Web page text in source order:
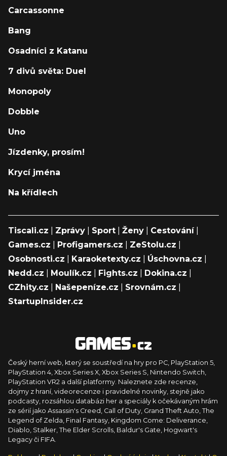
Carcassonne
Bang
Osadníci z Katanu
7 divů světa: Duel
Monopoly
Dobble
Uno
Jízdenky, prosím!
Krycí jména
Na křídlech
Tiscali.cz Zprávy Sport Ženy Cestování|
Games.cz
Profigamers.cz ZeStolu.cz
Osobnosti.cz
Karaoketexty.cz Úschovna.cz
Nedd.cz
Moulík.cz Fights.cz Dokina.cz
CZhity.cz
Našepeníze.cz Srovnám.cz
StartupInsider.cz
Český herní web, který se soustředí na hry pro PC, PlayStation 5,
PlayStation 4, Xbox Series X, Xbox Series S, Nintendo Switch,
PlayStation VR2 a další platformy. Naleznete zde recenze,
dojmy z hraní, videorecenze i pravidelné novinky, stejně jako
podcasty, rozsáhlou databázi her a speciály k očekávaným hrám
ze sérií jako Assassin's Creed, Call of Duty, Grand Theft Auto, The
Legend of Zelda, Final Fantasy, Kingdom Come: Deliverance,
Diablo, Stalker, The Elder Scrolls, Baldur's Gate, Hogwart's
Legacy či FIFA.